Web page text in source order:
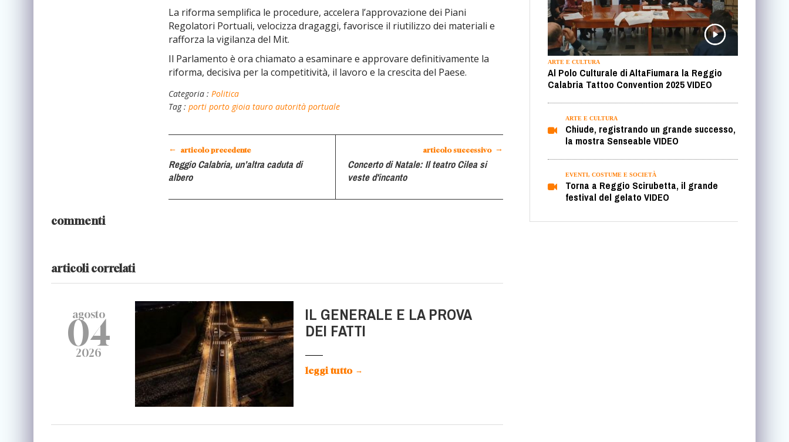
La riforma semplifica le procedure, accelera l’approvazione dei Piani
Regolatori Portuali, velocizza dragaggi, favorisce il riutilizzo dei materiali e
rafforza la vigilanza del Mit.
Il Parlamento è ora chiamato a esaminare e approvare definitivamente la
riforma, decisiva per la competitività, il lavoro e la crescita del Paese.
Categoria : Politica
Tag : porti porto gioia tauro autorità portuale
← articolo precedente
Reggio Calabria, un’altra caduta di
albero
articolo successivo →
Concerto di Natale: Il teatro Cilea si
veste d'incanto
commenti
articoli correlati
agosto
04
2026
IL GENERALE E LA PROVA
DEI FATTI
leggi tutto →
ARTE E CULTURA
Al Polo Culturale di AltaFiumara la Reggio
Calabria Tattoo Convention 2025 VIDEO
ARTE E CULTURA
Chiude, registrando un grande successo,
la mostra Senseable VIDEO
EVENTI, COSTUME E SOCIETÀ
Torna a Reggio Scirubetta, il grande
festival del gelato VIDEO